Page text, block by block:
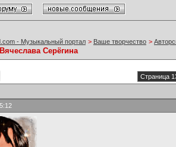
- Музыкальный портал > Ваше творчество >
Серёгина
Страница